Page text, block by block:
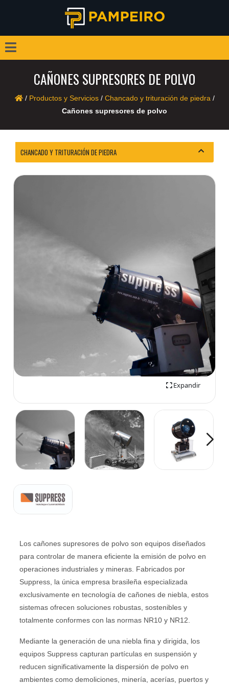
CAÑONES SUPRESORES DE POLVO
/ Productos y Servicios/ Chancado y trituración de piedra /
Cañones supresores de polvo
CHANCADO Y TRITURACIÓN DE PIEDRA
Expandir
Los cañones supresores de polvo son equipos diseñados
para controlar de manera eficiente la emisión de polvo en
operaciones industriales y mineras. Fabricados por
Suppress, la única empresa brasileña especializada
exclusivamente en tecnología de cañones de niebla, estos
sistemas ofrecen soluciones robustas, sostenibles y
totalmente conformes con las normas NR10 y NR12.
Mediante la generación de una niebla fina y dirigida, los
equipos Suppress capturan partículas en suspensión y
reducen significativamente la dispersión de polvo en
ambientes como demoliciones, minería, acerías, puertos y